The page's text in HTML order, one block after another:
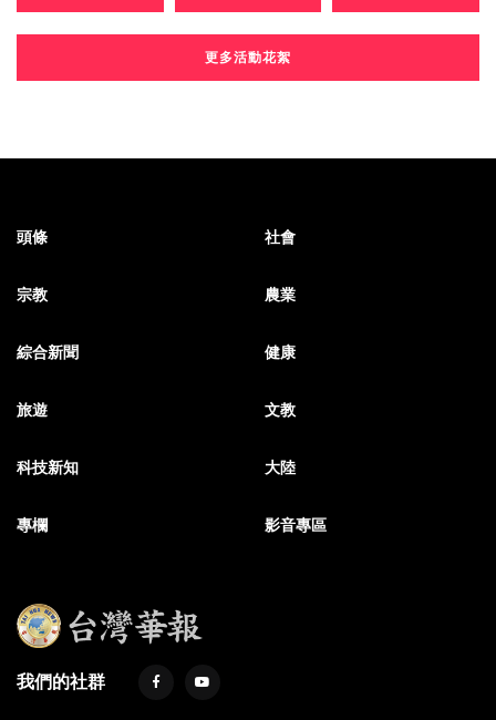
更多活動花絮
頭條 社會
宗教 農業
綜合新聞 健康
旅遊 文教
科技新知 大陸
專欄 影音專區
我們的社群